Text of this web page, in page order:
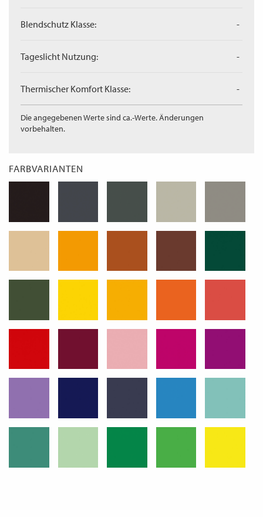
Blendschutz Klasse: -
Tageslicht Nutzung: -
Thermischer Komfort Klasse: -
Die angegebenen Werte sind ca.-Werte. Änderungen
vorbehalten.
FARBVARIANTEN